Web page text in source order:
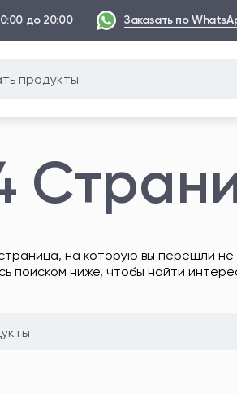
до 20:00 Заказать по
на которую вы перешли не
поиском ниже, чтобы найти